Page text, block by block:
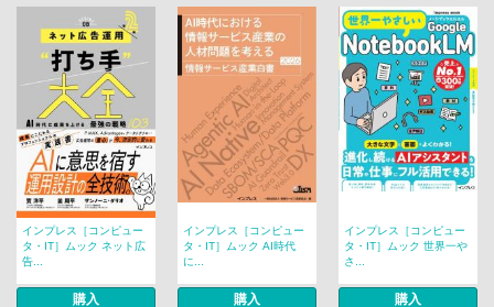
インプレス［コンピュー
タ・IT］ムック ネット広
告...
購入
インプレス［コンピュー
タ・IT］ムック AI時代
に...
購入
インプレス［コンピュー
タ・IT］ムック 世界一や
さ...
購入